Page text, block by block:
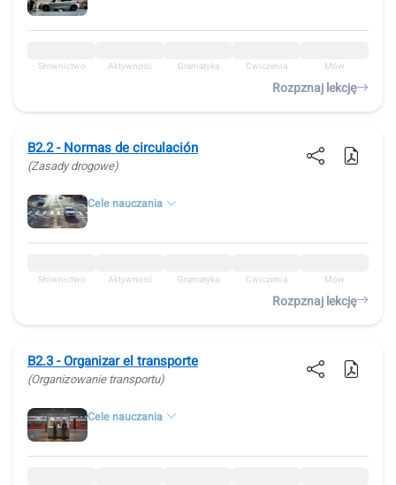
Słownictwo Aktywność Gramatyka Ćwiczenia Mów
Rozpznaj lekcję
B2.2 - Normas de circulación
(Zasady drogowe)
Cele nauczania
Słownictwo Aktywność Gramatyka Ćwiczenia Mów
Rozpznaj lekcję
B2.3 - Organizar el transporte
(Organizowanie transportu)
Cele nauczania